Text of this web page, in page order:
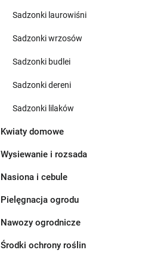
Sadzonki laurowiśni
Sadzonki wrzosów
Sadzonki budlei
Sadzonki dereni
Sadzonki lilaków
Kwiaty domowe
Wysiewanie i rozsada
Nasiona i cebule
Pielęgnacja ogrodu
Nawozy ogrodnicze
Środki ochrony roślin